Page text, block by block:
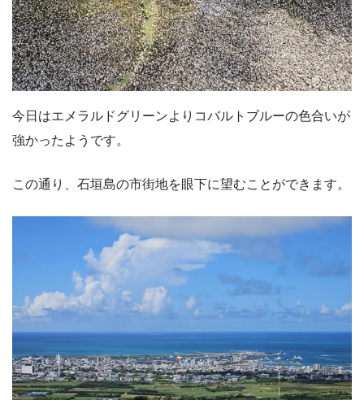
今日はエメラルドグリーンよりコバルトブルーの色合いが
強かったようです。
この通り、石垣島の市街地を眼下に望むことができます。